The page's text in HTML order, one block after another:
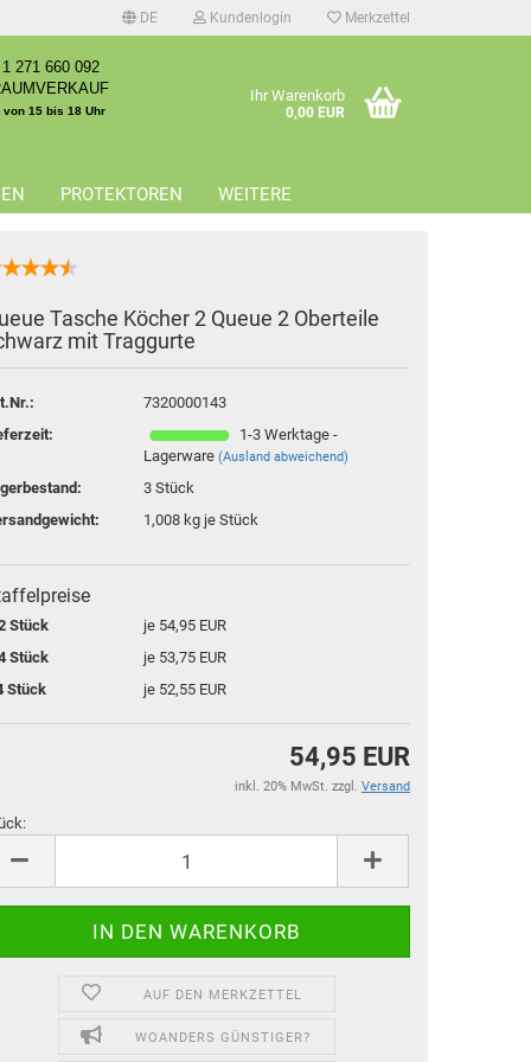
DE Kundenlogin Merkzettel
271 660 092
von 15 bis 18 Uhr
Ihr Warenkorb
0,00 EUR
PROTEKTOREN WEITERE
Tasche Köcher 2 Queue 2 Oberteile
mit Traggurte
7320000143
1-3 Werktage -
Lagerware (Ausland abweichend)
3 Stück
1,008 kg je Stück
Stück
je 54,95 EUR
Stück
je 53,75 EUR
Stück
je 52,55 EUR
54,95 EUR
inkl. 20% MwSt. zzgl. Versand
AUF DEN MERKZETTEL
WOANDERS GÜNSTIGER?